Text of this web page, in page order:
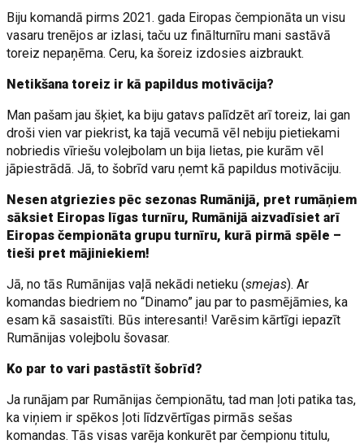
Biju komandā pirms 2021. gada Eiropas čempionāta un visu
vasaru trenējos ar izlasi, taču uz finālturnīru mani sastāvā
toreiz nepaņēma. Ceru, ka šoreiz izdosies aizbraukt.
Netikšana toreiz ir kā papildus motivācija?
Man pašam jau šķiet, ka biju gatavs palīdzēt arī toreiz, lai gan
droši vien var piekrist, ka tajā vecumā vēl nebiju pietiekami
nobriedis vīriešu volejbolam un bija lietas, pie kurām vēl
jāpiestrādā. Jā, to šobrīd varu ņemt kā papildus motivāciju.
Nesen atgriezies pēc sezonas Rumānijā, pret rumāņiem
sāksiet Eiropas līgas turnīru, Rumānijā aizvadīsiet arī
Eiropas čempionāta grupu turnīru, kurā pirmā spēle –
tieši pret mājiniekiem!
Jā, no tās Rumānijas vaļā nekādi netieku (smejas). Ar
komandas biedriem no “Dinamo” jau par to pasmējāmies, ka
esam kā sasaistīti. Būs interesanti! Varēsim kārtīgi iepazīt
Rumānijas volejbolu šovasar.
Ko par to vari pastāstīt šobrīd?
Ja runājam par Rumānijas čempionātu, tad man ļoti patika tas,
ka viņiem ir spēkos ļoti līdzvērtīgas pirmās sešas
komandas. Tās visas varēja konkurēt par čempionu titulu,